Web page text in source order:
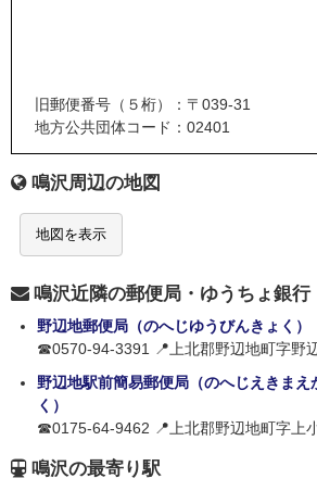
旧郵便番号（５桁）：〒039-31
地方公共団体コード：02401
鳴沢周辺の地図
地図を表示
鳴沢近隣の郵便局・ゆうちょ銀行
野辺地郵便局（のへじゆうびんきょく）
☎0570-94-3391 📍上北郡野辺地町字野
野辺地駅前簡易郵便局（のへじえきまえ
く）
☎0175-64-9462 📍上北郡野辺地町字上
鳴沢の最寄り駅